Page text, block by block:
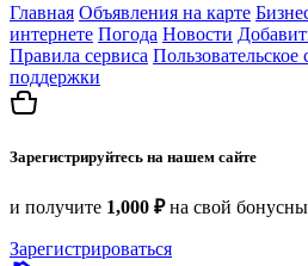
Главная Объявления на карте
интернете Погода Новости
Правила сервиса Пользовательское
поддержки
Зарегистрируйтесь на нашем сайте
и получите 1,000 ₽на свой
Зарегистрироваться